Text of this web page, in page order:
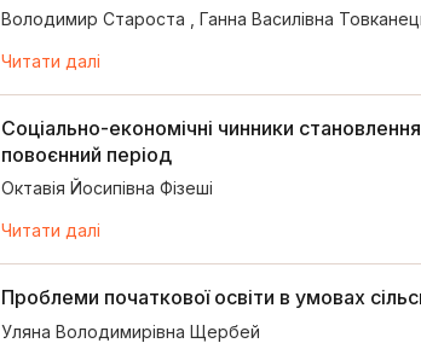
Володимир Староста Ганна Василівна
Читати далі
Соціально-економічні чинники
повоєнний період
Октавія Йосипівна Фізеші
Читати далі
Проблеми початкової освіти в умовах
Уляна Володимирівна Щербей